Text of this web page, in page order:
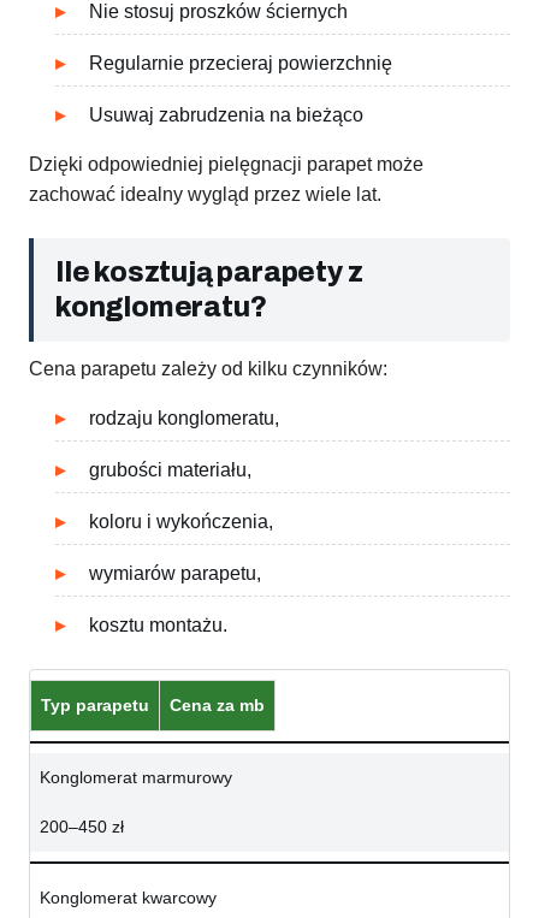
Nie stosuj proszków ściernych
Regularnie przecieraj powierzchnię
Usuwaj zabrudzenia na bieżąco
Dzięki odpowiedniej pielęgnacji parapet może
zachować idealny wygląd przez wiele lat.
Ile kosztują parapety z
konglomeratu?
Cena parapetu zależy od kilku czynników:
rodzaju konglomeratu,
grubości materiału,
koloru i wykończenia,
wymiarów parapetu,
kosztu montażu.
Typ parapetu Cena za mb
Konglomerat marmurowy
200–450 zł
Konglomerat kwarcowy